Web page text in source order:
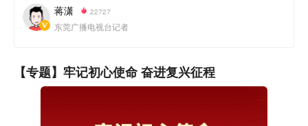
活动落细落实。要深入学习贯彻习近平总书记关于树立和
践行正确政绩观的重要论述精神，成立工作专班，制定实
引导，确保学习教育走深走实。
蒋潇 22727
东莞广播电视台记者
【专题】牢记初心使命 奋进复兴征程